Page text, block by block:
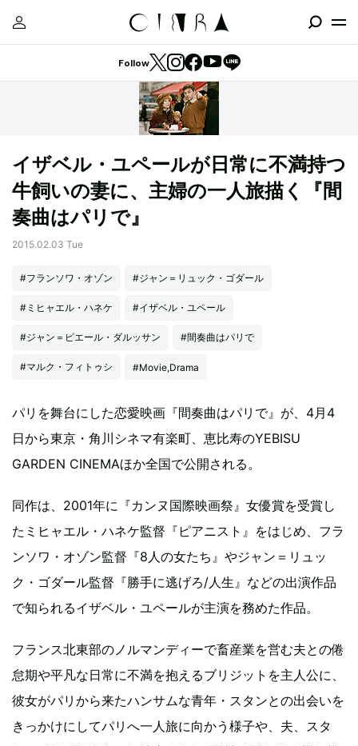
Follow
イザベル・ユペールが日常に不満持つ
牛飼いの妻に、主婦の一人旅描く『間
奏曲はパリで』
2015.02.03 Tue
#フランソワ・オゾン #ジャン＝リュック・ゴダール
#ミヒャエル・ハネケ #イザベル・ユペール
#ジャン＝ピエール・ダルッサン #間奏曲はパリで
#マルク・フィトゥシ #Movie,Drama
パリを舞台にした恋愛映画『間奏曲はパリで』が、4月4
日から東京・角川シネマ有楽町、恵比寿のYEBISU
GARDEN CINEMAほか全国で公開される。
同作は、2001年に『カンヌ国際映画祭』女優賞を受賞し
たミヒャエル・ハネケ監督『ピアニスト』をはじめ、フラ
ンソワ・オゾン監督『8人の女たち』やジャン＝リュッ
ク・ゴダール監督『勝手に逃げろ/人生』などの出演作品
で知られるイザベル・ユペールが主演を務めた作品。
フランス北東部のノルマンディーで畜産業を営む夫との倦
怠期や平凡な日常に不満を抱えるブリジットを主人公に、
彼女がパリから来たハンサムな青年・スタンとの出会いを
きっかけにしてパリへ一人旅に向かう様子や、夫、スタ